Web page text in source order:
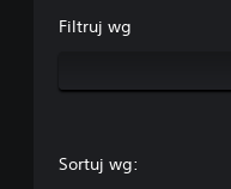
Filtruj wg
Sortuj wg: